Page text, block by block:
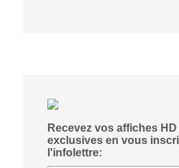
Recevez vos affiches
exclusives en vous
l'infolettre: